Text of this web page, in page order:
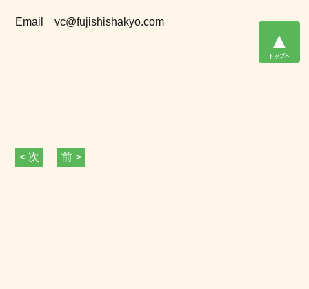
Email vc@fujishishakyo.com
< 次 前 >
▲
トップへ